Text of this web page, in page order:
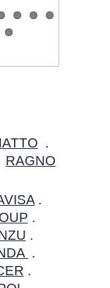
.
RAGNO
.
.
.
.
ER .